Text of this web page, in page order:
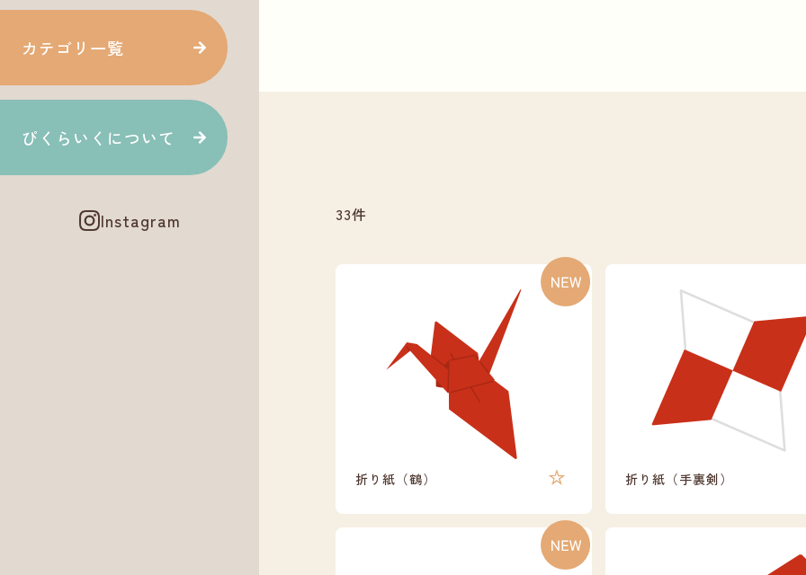
カテゴリ一覧
ぴくらいくについて
Instagram 33件
折り紙（鶴） 折り紙（手裏剣）